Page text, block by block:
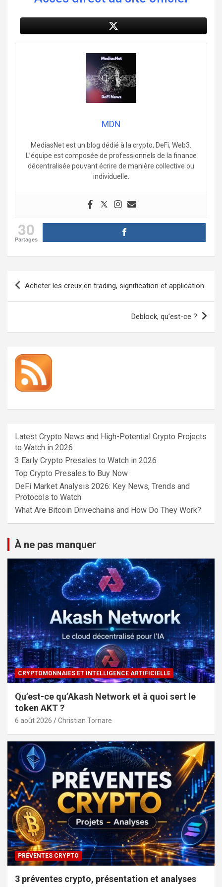
MDN
MediasNet est un blog dédié à la crypto, DeFi, Web3.
L’équipe est composée de professionnels de la finance
décentralisée pouvant écrire de manière collective ou
individuelle.
30
Partages
Navigation
Acheter les creux en trading, signification et application
Deblock, qu’est-ce ?
Latest Crypto News and High-Potential Crypto Projects
to Watch in 2026
3 Early Crypto Presales to Watch in 2026
Top Crypto Presales to Buy Now
DeFi Market Analysis 2026: Key News, Trends and
Protocols to Watch
What Are Bitcoin Drivechains and How Do They Work?
À ne pas manquer
CRYPTOMONNAIES ET INTELLIGENCE ARTIFICIELLE
Qu’est-ce qu’Akash Network et à quoi sert le
token AKT ?
6 août 2026 Christian Tornare
PRÉVENTES CRYPTO
3 préventes crypto, présentation et analyses